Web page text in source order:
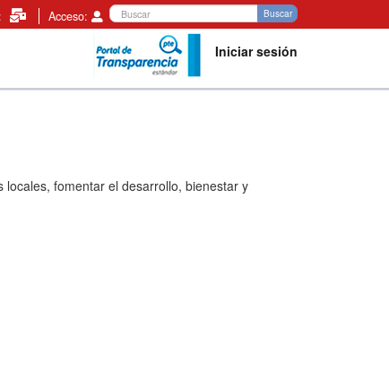
Acceso: Buscar
Buscar
Iniciar sesión
fomentar el desarrollo, bienestar y